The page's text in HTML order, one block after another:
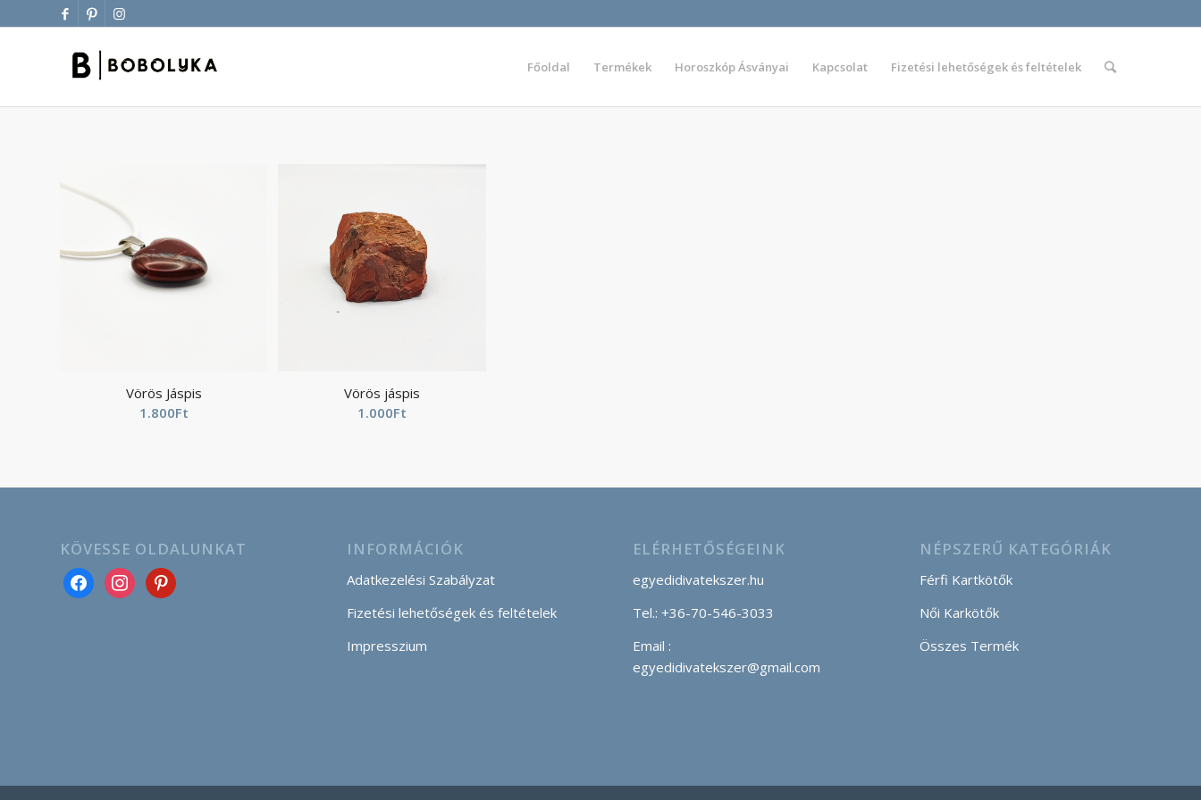
Főoldal Termékek Horoszkóp Ásványai Kapcsolat Fizetési lehetőségek és feltételek
Vörös Jáspis
1.800Ft
Vörös jáspis
1.000Ft
KÖVESSE OLDALUNKAT INFORMÁCIÓK
Adatkezelési Szabályzat
Fizetési lehetőségek és feltételek
Impresszium
ELÉRHETŐSÉGEINK
egyedidivatekszer.hu
Tel.: +36-70-546-3033
Email :
egyedidivatekszer@gmail.com
NÉPSZERŰ KATEGÓRIÁK
Férfi Kartkötők
Női Karkötők
Összes Termék